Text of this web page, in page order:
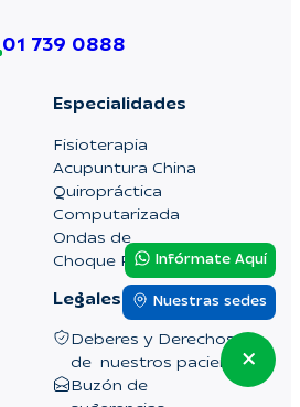
01 739 0888
Especialidades
Fisioterapia
Acupuntura China
Quiropráctica
Computarizada
Ondas de
Choque Radial
Legales
Deberes y Derechos
de nuestros pacientes
Buzón de
Infórmate Aquí
Nuestras sedes